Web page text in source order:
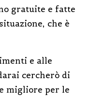
gratuite e fatte
che è
e alle
cercherò di
migliore per le